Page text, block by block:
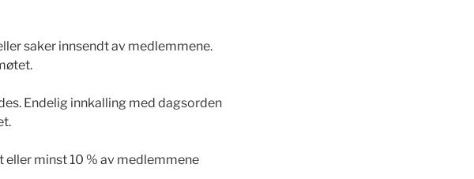
saker innsendt av medlemmene.
Endelig innkalling med dagsorden
minst 10 % av medlemmene